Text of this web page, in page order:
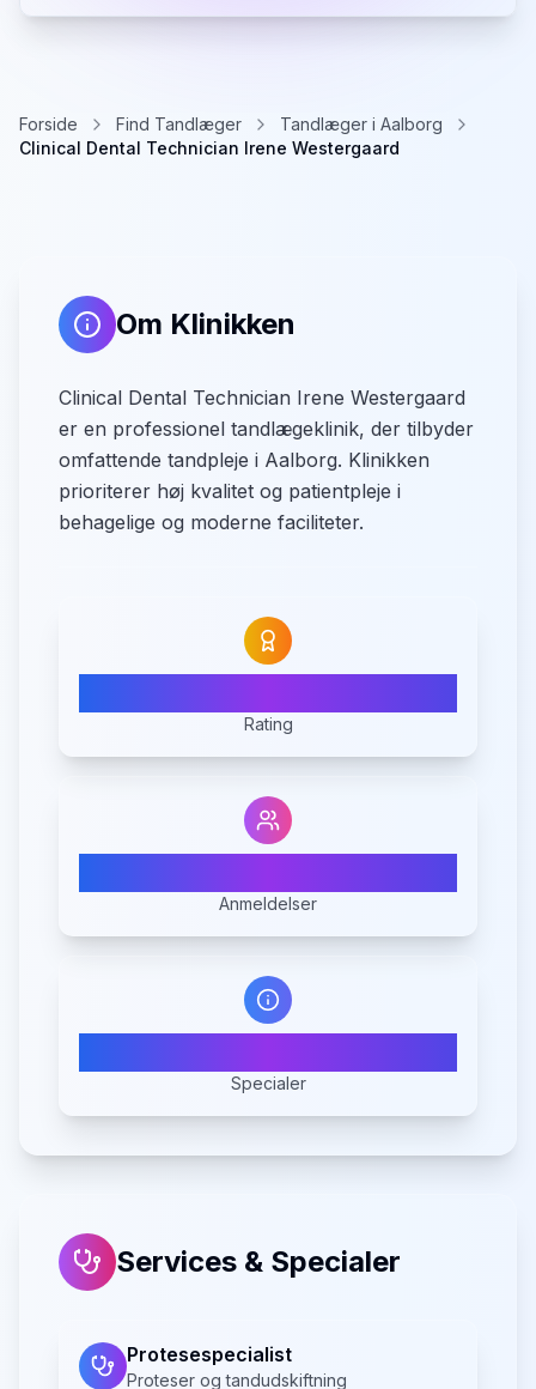
Forside Find Tandlæger
Tandlæger i Aalborg
Clinical Dental Technician Irene Westergaard
Om Klinikken
Clinical Dental Technician Irene Westergaard
er en professionel tandlægeklinik, der tilbyder
omfattende tandpleje i Aalborg. Klinikken
prioriterer høj kvalitet og patientpleje i
behagelige og moderne faciliteter.
Rating
Anmeldelser
Specialer
Services & Specialer
Protesespecialist
Proteser og tandudskiftning